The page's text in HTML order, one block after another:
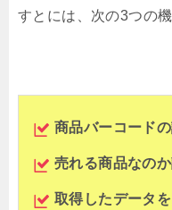
すとには、 次の3つの
商品バーコード
売れる商品なの
取得したデータ